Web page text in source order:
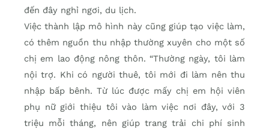
đến đây nghỉ ngơi, du lịch.
Việc thành lập mô hình này cũng giúp tạo việc làm,
có thêm nguồn thu nhập thường xuyên cho một số
chị em lao động nông thôn. “Thường ngày, tôi làm
nội trợ. Khi có người thuê, tôi mới đi làm nên thu
nhập bấp bênh. Từ lúc được mấy chị em hội viên
phụ nữ giới thiệu tôi vào làm việc nơi đây, với 3
triệu mỗi tháng, nên giúp trang trải chi phí sinh